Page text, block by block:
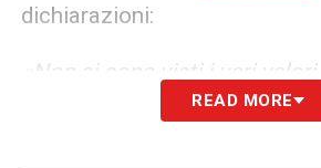
dichiarazioni:
«Non si sono visti i veri valori.
Palermo e Samp nel lungo
READ MORE